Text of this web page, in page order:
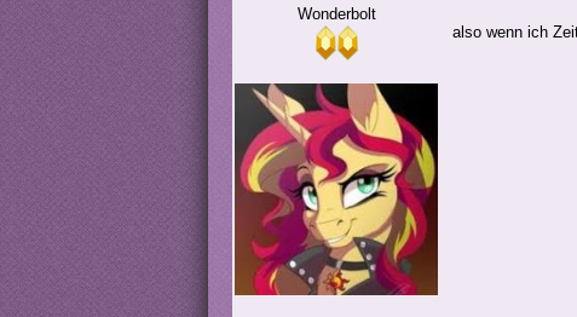
Wonderbolt
also wenn ich